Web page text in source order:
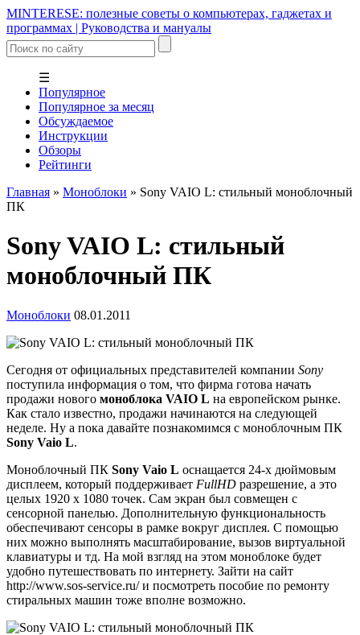
MINTERESE: полезные советы о компьютерах, гаджетах и
программах | Руководства и мануалы
☰
Популярное
Популярное за месяц
Обсуждаемое
Инструкции
Обзоры
Рейтинги
Главная » Моноблоки » Sony VAIO L: стильный моноблочный
ПК
Sony VAIO L: стильный
моноблочный ПК
Моноблоки 08.01.2011
Сегодня от официальных представителей компании Sony
поступила информация о том, что фирма готова начать
продажи нового моноблока VAIO L на европейском рынке.
Как стало известно, продажи начинаются на следующей
неделе. Ну а пока давайте познакомимся с моноблочным ПК
Sony Vaio L.
Моноблочный ПК Sony Vaio L оснащается 24-х дюймовым
дисплеем, который поддерживает FullHD разрешение, а это
целых 1920 х 1080 точек. Сам экран был совмещен с
сенсорной панелью. Дополнительную функциональность
обеспечивают сенсоры в рамке вокруг дисплея. С помощью
них можно выполнять масштабирование, вызов виртуальной
клавиатуры и тд. На мой взгляд на этом моноблоке будет
удобно путешествовать по интернету. Зайти на сайт
http://www.sos-service.ru/ и посмотреть пособие по ремонту
стиральных машин тоже вполне возможно.